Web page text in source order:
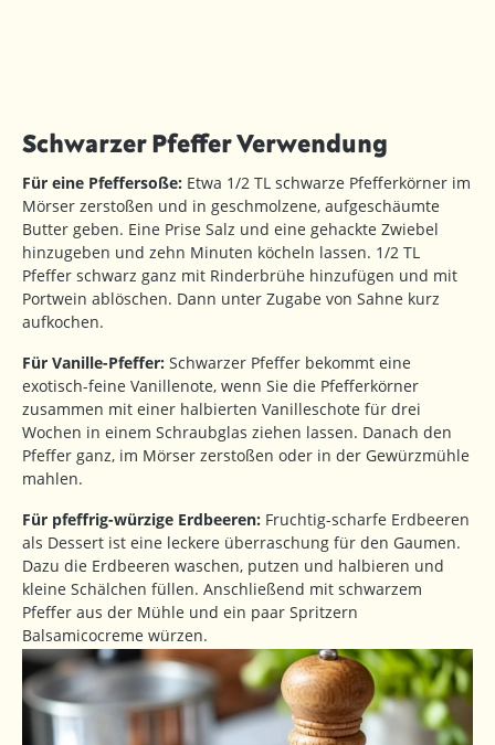
Schwarzer Pfeffer Verwendung
Für eine Pfeffersoße: Etwa 1/2 TL schwarze Pfefferkörner im
Mörser zerstoßen und in geschmolzene, aufgeschäumte
Butter geben. Eine Prise Salz und eine gehackte Zwiebel
hinzugeben und zehn Minuten köcheln lassen. 1/2 TL
Pfeffer schwarz ganz mit Rinderbrühe hinzufügen und mit
Portwein ablöschen. Dann unter Zugabe von Sahne kurz
aufkochen.
Für Vanille-Pfeffer: Schwarzer Pfeffer bekommt eine
exotisch-feine Vanillenote, wenn Sie die Pfefferkörner
zusammen mit einer halbierten Vanilleschote für drei
Wochen in einem Schraubglas ziehen lassen. Danach den
Pfeffer ganz, im Mörser zerstoßen oder in der Gewürzmühle
mahlen.
Für pfeffrig-würzige Erdbeeren: Fruchtig-scharfe Erdbeeren
als Dessert ist eine leckere überraschung für den Gaumen.
Dazu die Erdbeeren waschen, putzen und halbieren und
kleine Schälchen füllen. Anschließend mit schwarzem
Pfeffer aus der Mühle und ein paar Spritzern
Balsamicocreme würzen.